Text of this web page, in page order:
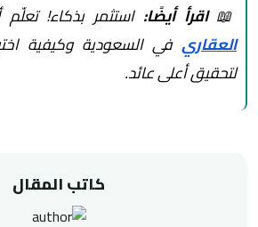
كاتب المقال
📖اقرأ أيضًا: استثمر بذكاء!
العقاري في السعودية وكيفية
لتحقيق أعلى عائد.